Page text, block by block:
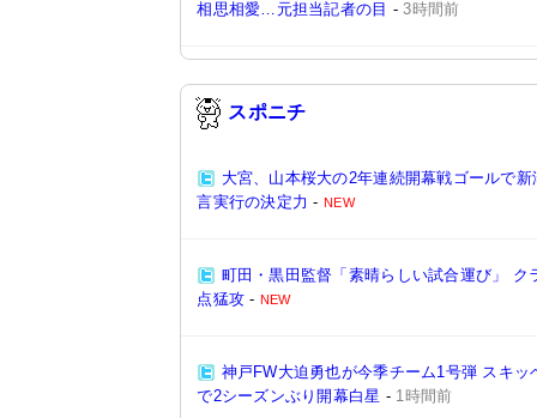
相思相愛…元担当記者の目 -3時間前
スポニチ
大宮、山本桜大の2年連続開幕戦ゴールで
言実行の決定力 -NEW
町田・黒田監督「素晴らしい試合運び」 ク
点猛攻 - NEW
神戸FW大迫勇也が今季チーム1号弾 スキ
で2シーズンぶり開幕白星 - 1時間前